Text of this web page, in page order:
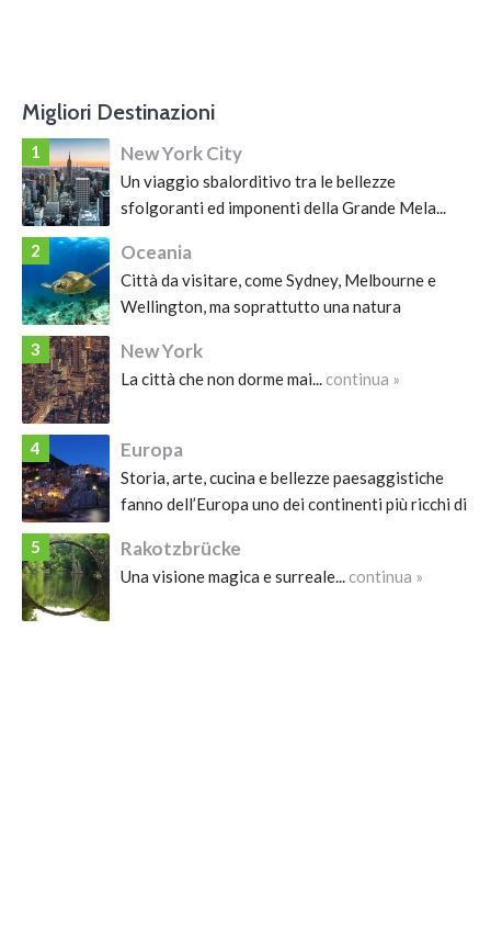
Migliori Destinazioni
1 New York City
Un viaggio sbalorditivo tra le bellezze
sfolgoranti ed imponenti della Grande Mela...
2
Oceania
Città da visitare, come Sydney, Melbourne e
Wellington, ma soprattutto una natura
3
New York
La città che non dorme mai... continua »
4 Europa
Storia, arte, cucina e bellezze paesaggistiche
fanno dell’Europa uno dei continenti più ricchi di
almeno una volta nella vita....continua »
5 Rakotzbrücke
Una visione magica e surreale... continua »